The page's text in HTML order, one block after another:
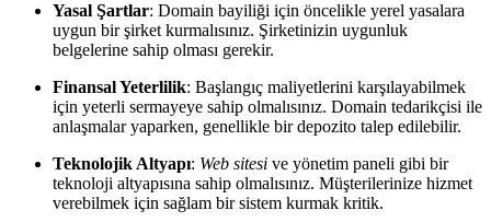
Yasal Şartlar: Domain bayiliği için öncelikle yerel yasalara
uygun bir şirket kurmalısınız. Şirketinizin uygunluk
belgelerine sahip olması gerekir.
Finansal Yeterlilik: Başlangıç maliyetlerini karşılayabilmek
için yeterli sermayeye sahip olmalısınız. Domain tedarikçisi ile
anlaşmalar yaparken, genellikle bir depozito talep edilebilir.
Teknolojik Altyapı: Web sitesi ve yönetim paneli gibi bir
teknoloji altyapısına sahip olmalısınız. Müşterilerinize hizmet
verebilmek için sağlam bir sistem kurmak kritik.